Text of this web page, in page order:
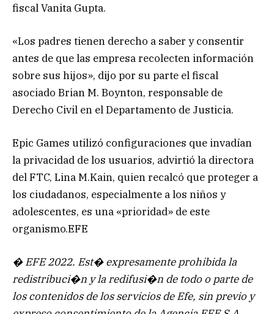
fiscal Vanita Gupta.
«Los padres tienen derecho a saber y consentir
antes de que las empresa recolecten información
sobre sus hijos», dijo por su parte el fiscal
asociado Brian M. Boynton, responsable de
Derecho Civil en el Departamento de Justicia.
Epic Games utilizó configuraciones que invadían
la privacidad de los usuarios, advirtió la directora
del FTC, Lina M.Kain, quien recalcó que proteger a
los ciudadanos, especialmente a los niños y
adolescentes, es una «prioridad» de este
organismo.EFE
� EFE 2022. Est� expresamente prohibida la
redistribuci�n y la redifusi�n de todo o parte de
los contenidos de los servicios de Efe, sin previo y